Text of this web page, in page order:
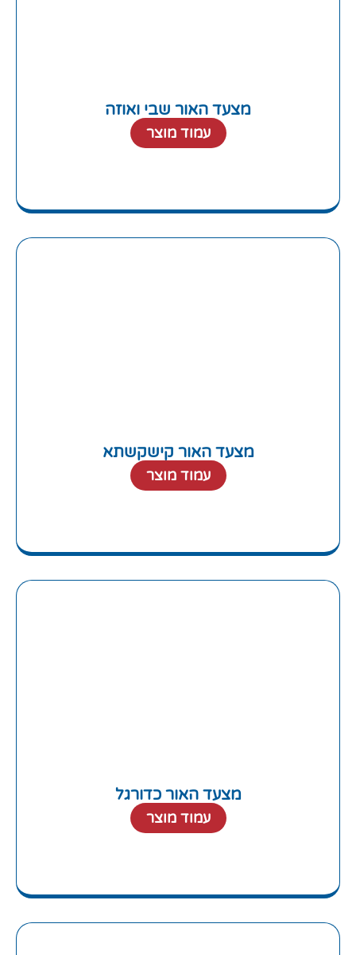
מצעד האור שבי ואוזה
עמוד מוצר
מצעד האור קישקשתא
עמוד מוצר
מצעד האור כדורגל
עמוד מוצר